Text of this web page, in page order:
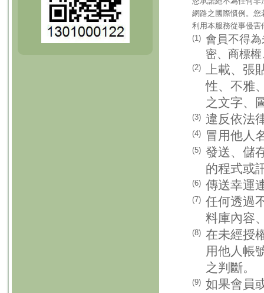
網路之國際慣例。您
利用本服務從事侵害
(1) 會員不得
密、商標
(2)
上載、張
性、不雅
之文字、
(3) 違反依法
(4) 冒用他人
(5) 發送、儲
的程式或
(6) 傳送幸運
(7) 任何透過
料庫內容
(8) 在未經授
用他人帳
之判斷。
(9) 如果會員